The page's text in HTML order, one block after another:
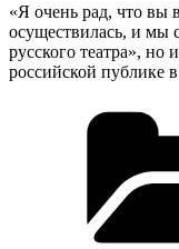
«Я очень рад, что вы
осуществилась, и мы
русского театра», но
российской публике